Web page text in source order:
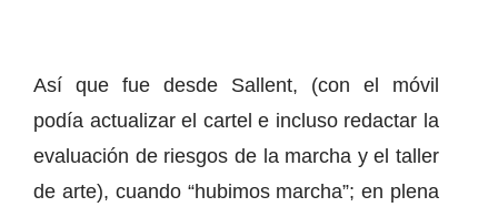
Así que fue desde Sallent, (con el móvil
podía actualizar el cartel e incluso redactar la
evaluación de riesgos de la marcha y el taller
de arte), cuando “hubimos marcha”; en plena